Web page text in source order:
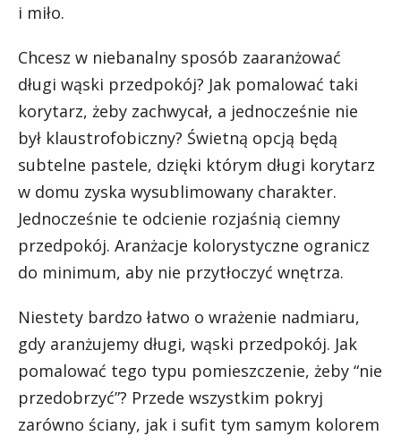
i miło.
Chcesz w niebanalny sposób zaaranżować
długi wąski przedpokój? Jak pomalować taki
korytarz, żeby zachwycał, a jednocześnie nie
był klaustrofobiczny? Świetną opcją będą
subtelne pastele, dzięki którym długi korytarz
w domu zyska wysublimowany charakter.
Jednocześnie te odcienie rozjaśnią ciemny
przedpokój. Aranżacje kolorystyczne ogranicz
do minimum, aby nie przytłoczyć wnętrza.
Niestety bardzo łatwo o wrażenie nadmiaru,
gdy aranżujemy długi, wąski przedpokój. Jak
pomalować tego typu pomieszczenie, żeby “nie
przedobrzyć”? Przede wszystkim pokryj
zarówno ściany, jak i sufit tym samym kolorem